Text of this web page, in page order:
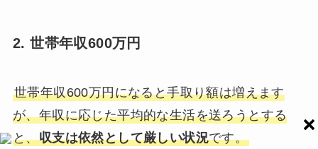
2. 世帯年収600万円
世帯年収600万円になると手取り額は増えます
が、年収に応じた平均的な生活を送ろうとする
と、収支は依然として厳しい状況です。